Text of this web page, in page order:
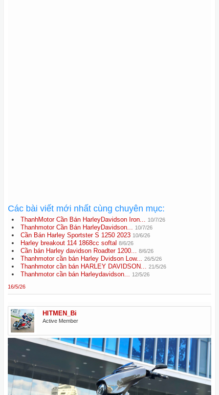
Các bài viết mới nhất cùng chuyên mục:
ThanhMotor Cần Bán HarleyDavidson Iron... 10/7/26
Thanhmotor Cần Bán HarleyDavidson... 10/7/26
Cần Bán Harley Sportster S 1250 2023 10/6/26
Harley breakout 114 1868cc softal 8/6/26
Cần bán Harley davidson Roadter 1200... 8/6/26
Thanhmotor cần bán Harley Dvidson Low... 26/5/26
Thanhmotor cần bán HARLEY DAVIDSON... 21/5/26
Thanhmotor cần bán Harleydavidson... 12/5/26
16/5/26
HITMEN_Bi
Active Member